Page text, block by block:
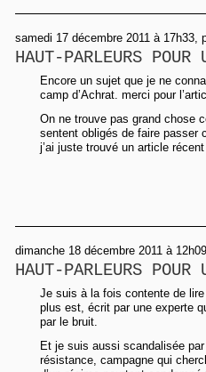
samedi 17 décembre 2011 à 17h33,
HAUT-PARLEURS POUR
Encore un sujet que je ne
camp d’Achrat. merci pour
On ne trouve pas grand chose
sentent obligés de faire passer
j’ai juste trouvé un article
dimanche 18 décembre 2011 à
HAUT-PARLEURS POUR
Je suis à la fois contente de
plus est, écrit par une experte
par le bruit.
Et je suis aussi scandalisée
résistance, campagne qui